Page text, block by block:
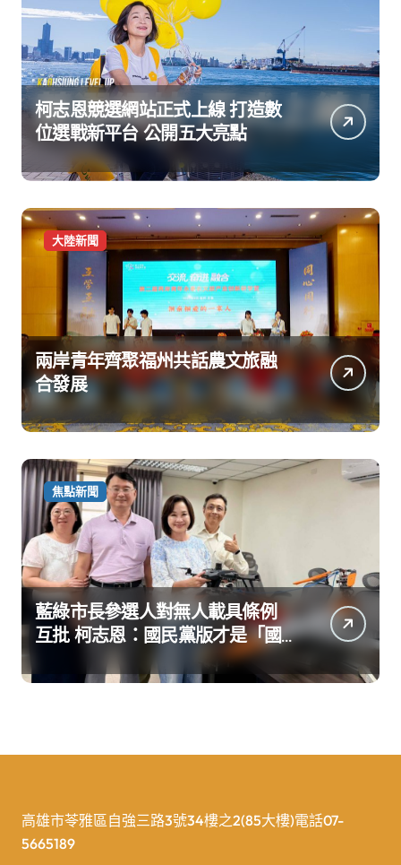
柯志恩競選網站正式上線 打造數
位選戰新平台 公開五大亮點
大陸新聞
兩岸青年齊聚福州共話農文旅融
合發展
焦點新聞
藍綠市長參選人對無人載具條例
互批 柯志恩：國民黨版才是「國
防+產業」務實版
高雄市苓雅區自強三路3號34樓之2(85大樓)電話07-
5665189